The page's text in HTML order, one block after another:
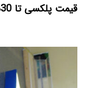
قیمت پلکسی تا 30% تخفیف قیمت خرید|فروش طراحی اجرا